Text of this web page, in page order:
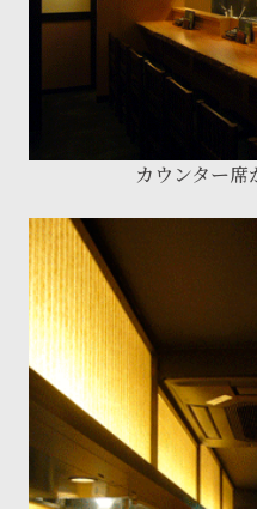
カウンター席